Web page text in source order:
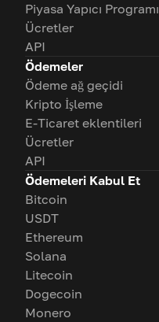
Piyasa Yapıcı Programı
Ücretler
API
Ödemeler
Ödeme ağ geçidi
Kripto İşleme
E-Ticaret eklentileri
Ücretler
API
Ödemeleri Kabul Et
Bitcoin
USDT
Ethereum
Solana
Litecoin
Dogecoin
Monero